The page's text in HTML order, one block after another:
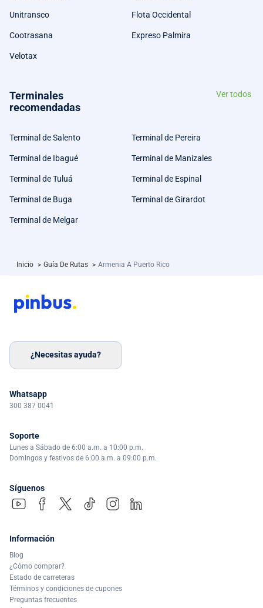
Unitransco Flota Occidental
Cootrasana Expreso Palmira
Velotax
Terminales
recomendadas
Ver todos
Terminal de Salento Terminal de Pereira
Terminal de Ibagué Terminal de Manizales
Terminal de Tuluá Terminal de Espinal
Terminal de Buga Terminal de Girardot
Terminal de Melgar
Inicio > Guía De Rutas > Armenia A Puerto Rico
¿Necesitas ayuda?
Whatsapp
300 387 0041
Soporte
Lunes a Sábado de 6:00 a.m. a 10:00 p.m.
Domingos y festivos de 6:00 a.m. a 09:00 p.m.
Síguenos
Información
Blog
¿Cómo comprar?
Estado de carreteras
Términos y condiciones de cupones
Preguntas frecuentes